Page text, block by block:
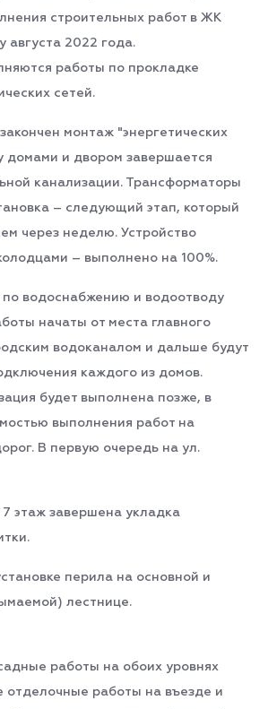
строительных работ в ЖК
августа 2022 года.
работы по прокладке
сетей.
монтаж "энергетических
домами и двором завершается
канализации. Трансформаторы
– следующий этап, который
через неделю. Устройство
– выполнено на 100%.
по водоснабжению и водоотводу
начаты от места главного
водоканалом и дальше будут
каждого из домов.
будет выполнена позже, в
выполнения работ на
В первую очередь на ул.
этаж завершена укладка
перила на основной и
лестнице.
работы на обоих уровнях
отделочные работы на въезде и